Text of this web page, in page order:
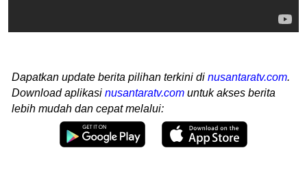
Dapatkan update berita pilihan terkini di nusantaratv.com.
Download aplikasi nusantaratv.com untuk akses berita
lebih mudah dan cepat melalui: